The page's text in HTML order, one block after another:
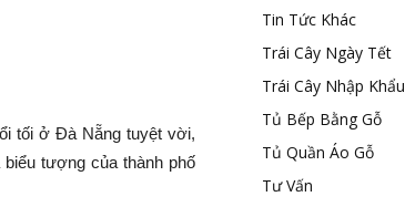
tối ở Đà Nẵng tuyệt vời,
tượng của thành phố
Tin Tức Khác
Trái Cây Ngày Tết
Trái Cây Nhập Khẩu
Tủ Bếp Bằng Gỗ
Tủ Quần Áo Gỗ
Tư Vấn